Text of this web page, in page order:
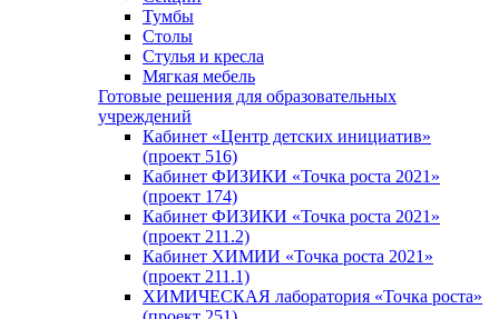
Тумбы
Столы
Стулья и кресла
Мягкая мебель
Готовые решения для образовательных
учреждений
Кабинет «Центр детских инициатив»
(проект 516)
Кабинет ФИЗИКИ «Точка роста 2021»
(проект 174)
Кабинет ФИЗИКИ «Точка роста 2021»
(проект 211.2)
Кабинет ХИМИИ «Точка роста 2021»
(проект 211.1)
ХИМИЧЕСКАЯ лаборатория «Точка роста»